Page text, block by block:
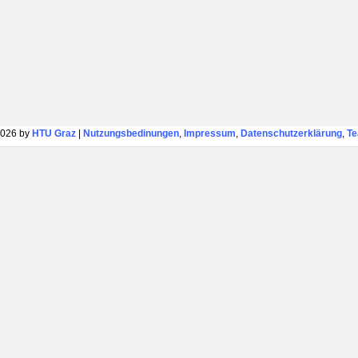
by HTU Graz| Nutzungsbedinungen, Impressum, Datenschutzerklärung,